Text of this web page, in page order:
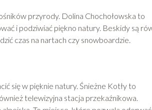
przyrody. Dolina Chochołowska to
i podziwiać piękno natury. Beskidy są
czas na nartach czy snowboardzie.
się w pięknie natury. Śnieżne Kotły to
telewizyjna stacja przekaźnikowa.